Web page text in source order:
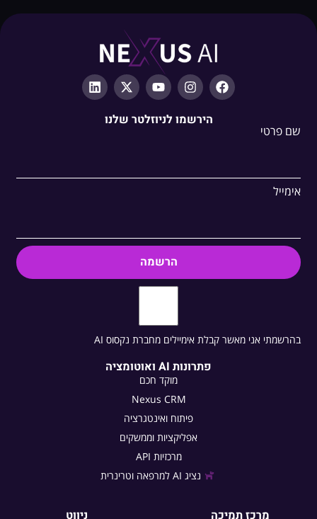
ניווט
פתרונות AI ואוטומציה
מוקד חכם
Nexus CRM
פיתוח ואינטגרציה
אפליקציות וממשקים
מרכזיות API
נציג AI למרפאה וטרינרית
מרכז תמיכה
הירשמו לניוזלטר שלנו
שם פרטי
אימייל
בהרשמתי אני מאשר קבלת אימיילים מחברת נקסוס AI
הרשמה